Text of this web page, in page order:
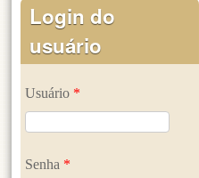
Login do
usuário
Usuário *
Senha *